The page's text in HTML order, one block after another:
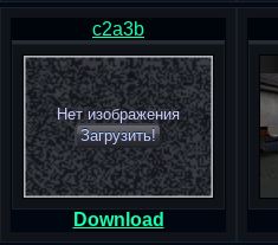
c2a3b
Нет изображения
Загрузить!
Download